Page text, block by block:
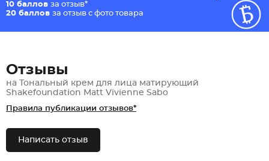
10 баллов за отзыв*
20 баллов за отзыв с фото товара
Отзывы
на Тональный крем для лица матирующий
Shakefoundation Matt Vivienne Sabo
Правила публикации отзывов*
Написать отзыв